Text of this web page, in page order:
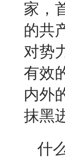
家，
的共
对势
有效
内外
抹黑
什